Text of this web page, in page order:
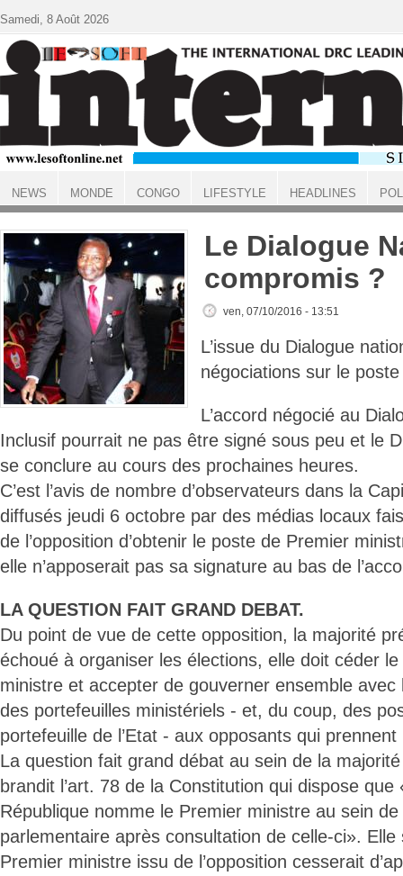
ACCUEIL
Le Dialogue
compromis ?
ven, 07/10/2016 - 13:51
L’issue du Dialogue
négociations sur le
L’accord négocié au
Inclusif pourrait ne pas être signé sous peu et le
se conclure au cours des prochaines heures.
C’est l’avis de nombre d’observateurs dans la
diffusés jeudi 6 octobre par des médias locaux
de l’opposition d’obtenir le poste de Premier
elle n’apposerait pas sa signature au bas de
LA QUESTION FAIT GRAND DEBAT.
Du point de vue de cette opposition, la majorité
échoué à organiser les élections, elle doit céder
ministre et accepter de gouverner ensemble avec
des portefeuilles ministériels - et, du coup, des
portefeuille de l’Etat - aux opposants qui
La question fait grand débat au sein de la
brandit l’art. 78 de la Constitution qui dispose
République nomme le Premier ministre au sein
parlementaire après consultation de celle-ci». Elle
Premier ministre issu de l’opposition cesserait
Samedi, 8 Août 2026
NEWS MONDE CONGO LIFESTYLE HEADLINES